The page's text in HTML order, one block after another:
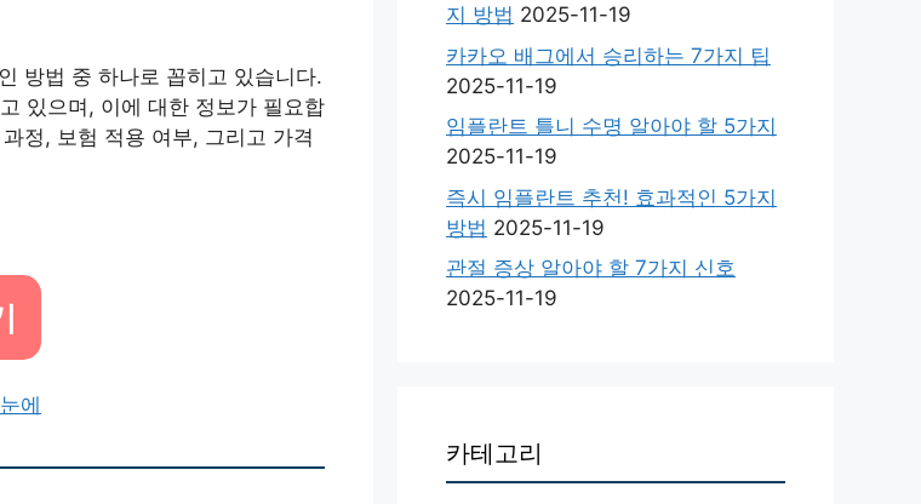
방법 중 하나로 꼽히고 있습니다.
있으며, 이에 대한 정보가 필요합
정, 보험 적용 여부, 그리고 가격
에
지 방법 2025-11-19
카카오 배그에서 승리하는 7가지 팁
2025-11-19
임플란트 틀니 수명 알아야 할 5가지
2025-11-19
즉시 임플란트 추천! 효과적인 5가지
방법 2025-11-19
관절 증상 알아야 할 7가지 신호
2025-11-19
카테고리